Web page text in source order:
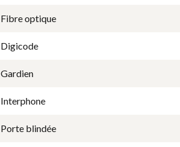
Fibre optique
Digicode
Gardien
Interphone
Porte blindée